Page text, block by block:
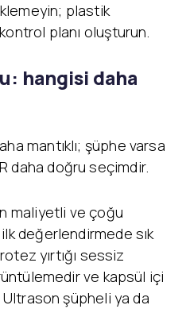
plastik
planı oluşturun.
hangisi daha
mantıklı; şüphe varsa
daha doğru seçimdir.
maliyetli ve çoğu
değerlendirmede sık
yırtığı sessiz
ve kapsül içi
şüpheli ya da